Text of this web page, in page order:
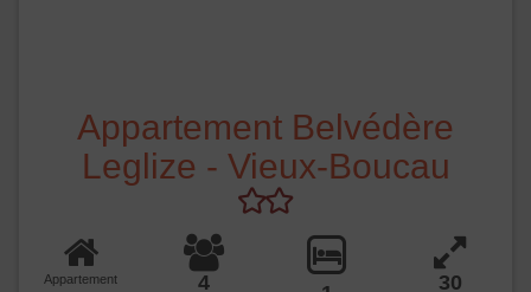
Appartement Belvédère
Leglize - Vieux-Boucau
Appartement 4 30